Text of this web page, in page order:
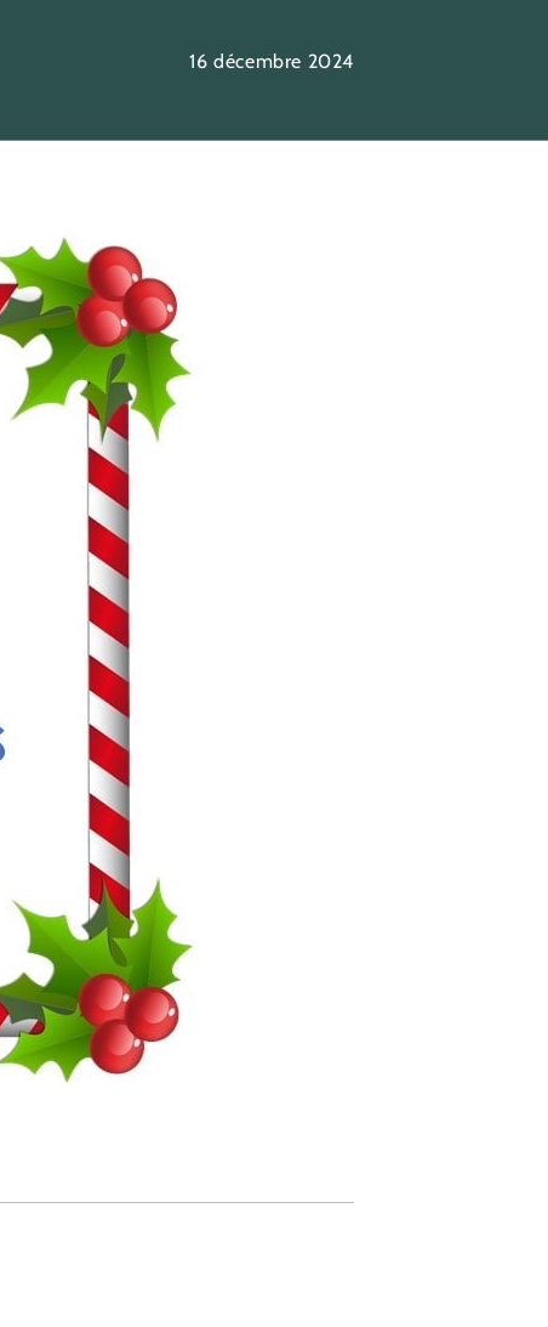
16 décembre 2024